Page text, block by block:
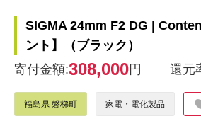
SIGMA 24mm F2 DG |
ント】（ブラック）
寄付金額:308,000円 還元
福島県 磐梯町 家電・電化製品